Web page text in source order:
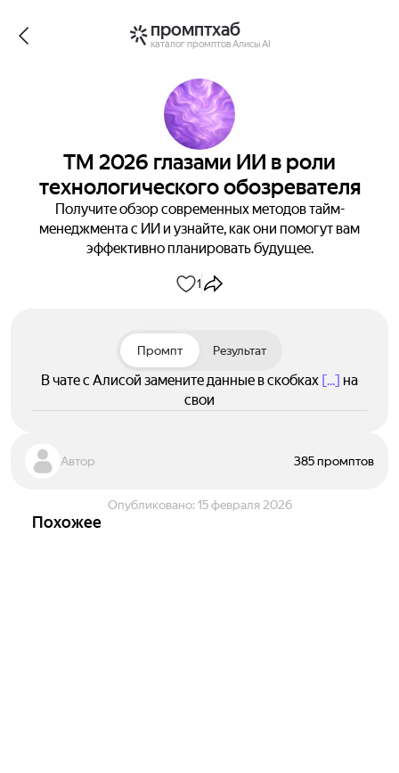
промптхаб
каталог промптов Алисы AI
ТМ 2026 глазами ИИ в роли
технологического обозревателя
Получите обзор современных методов тайм-
менеджмента с ИИ и узнайте, как они помогут вам
эффективно планировать будущее.
1
Промпт Результат
В чате с Алисой замените данные в скобках [...] на
свои
Автор 385 промптов
Опубликовано: 15 февраля 2026
Похожее